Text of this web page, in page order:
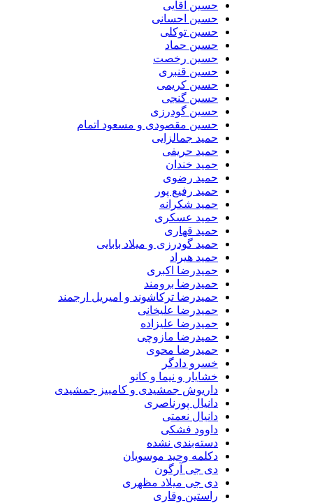
حسین آقایی
حسین احسانی
حسین توکلی
حسین حماد
حسین رخصت
حسین قنبری
حسین کریمی
حسین گنجی
حسین گودرزی
حسین مقصودی و مسعود اتمام
حمید جمالزایی
حمید حریفی
حمید خندان
حمید رضوی
حمید رفیع پور
حمید شکرانه
حمید عسکری
حمید قهاری
حمید گودرزی و میلاد بابایی
حمید هیراد
حمیدرضا اکبری
حمیدرضا برومند
حمیدرضا ترکاشوند و امیریل ارجمند
حمیدرضا علیخانی
حمیدرضا علیزاده
حمیدرضا مازوچی
حمیدرضا محوی
خسرو دادگر
خشایار و نیما و کانو
داریوش جمشیدی و کامبیز جمشیدی
دانیال پورناصری
دانیال نعمتی
داوود فشکی
دسته‌بندی نشده
دکلمه وحید موسویان
دی جی آرگون
دی جی میلاد مظهری
راستین وقاری